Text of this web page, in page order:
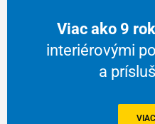
Viac ako 9
interiérovými
a